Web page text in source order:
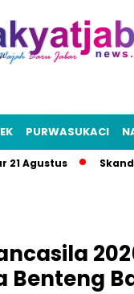
PURWASUKACI
Skandal Air
Benteng